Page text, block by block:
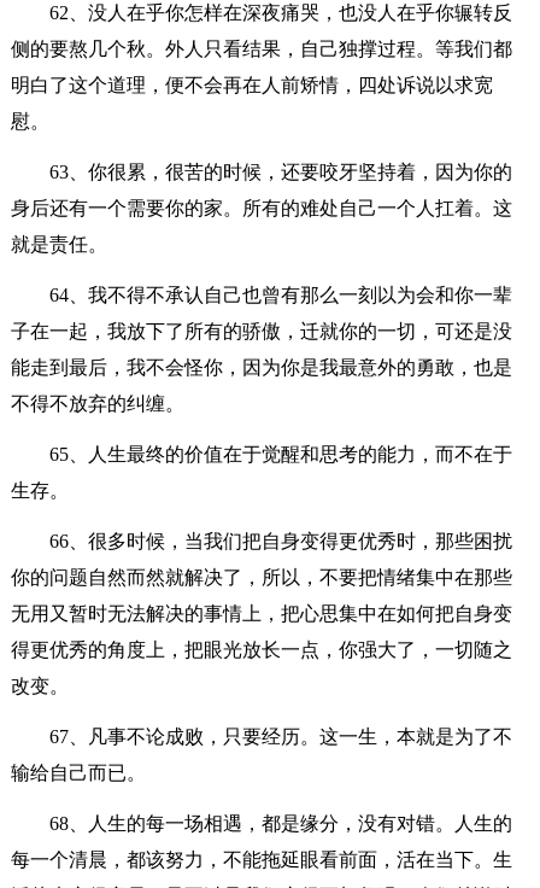
62、没人在乎你怎样在深夜痛哭，也没人在乎你辗转反
侧的要熬几个秋。外人只看结果，自己独撑过程。等我们都
明白了这个道理，便不会再在人前矫情，四处诉说以求宽
慰。
63、你很累，很苦的时候，还要咬牙坚持着，因为你的
身后还有一个需要你的家。所有的难处自己一个人扛着。这
就是责任。
64、我不得不承认自己也曾有那么一刻以为会和你一辈
子在一起，我放下了所有的骄傲，迁就你的一切，可还是没
能走到最后，我不会怪你，因为你是我最意外的勇敢，也是
不得不放弃的纠缠。
65、人生最终的价值在于觉醒和思考的能力，而不在于
生存。
66、很多时候，当我们把自身变得更优秀时，那些困扰
你的问题自然而然就解决了，所以，不要把情绪集中在那些
无用又暂时无法解决的事情上，把心思集中在如何把自身变
得更优秀的角度上，把眼光放长一点，你强大了，一切随之
改变。
67、凡事不论成败，只要经历。这一生，本就是为了不
输给自己而已。
68、人生的每一场相遇，都是缘分，没有对错。人生的
每一个清晨，都该努力，不能拖延眼看前面，活在当下。生